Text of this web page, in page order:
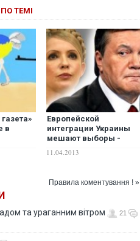
ТЕМІ
в
Европейской
интеграции Украины
мешают выборы -
Независимая газета
11.04.2013
Правила коментування ! »
та ураганним вітром
21